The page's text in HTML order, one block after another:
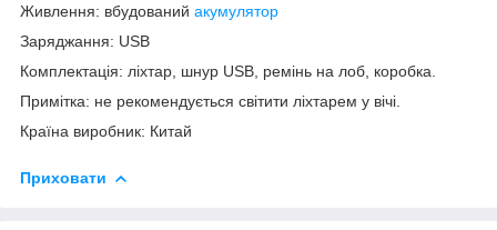
Живлення: вбудований акумулятор
Заряджання: USB
Комплектація: ліхтар, шнур USB, ремінь на лоб, коробка.
Примітка: не рекомендується світити ліхтарем у вічі.
Країна виробник: Китай
Приховати